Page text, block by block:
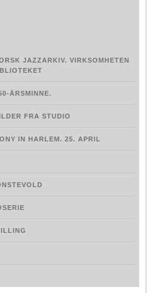
JAZZARKIV. VIRKSOMHETEN
ÅRSMINNE.
FRA STUDIO
IN HARLEM. 25. APRIL